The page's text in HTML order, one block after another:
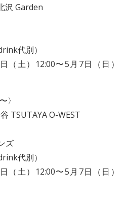
沢 Garden
代別）
（土）12:00〜5月7日（日）
〉
TSUTAYA O-WEST
ズ
代別）
（土）12:00〜5月7日（日）